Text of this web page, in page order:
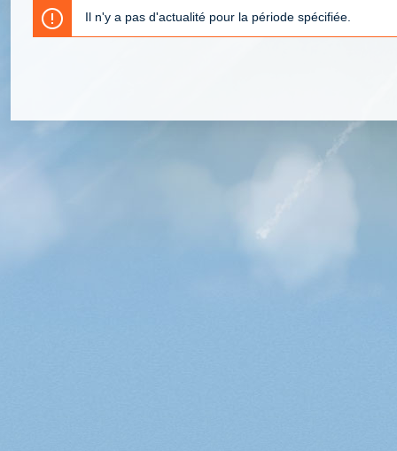
Il n'y a pas d'actualité pour la période spécifiée.